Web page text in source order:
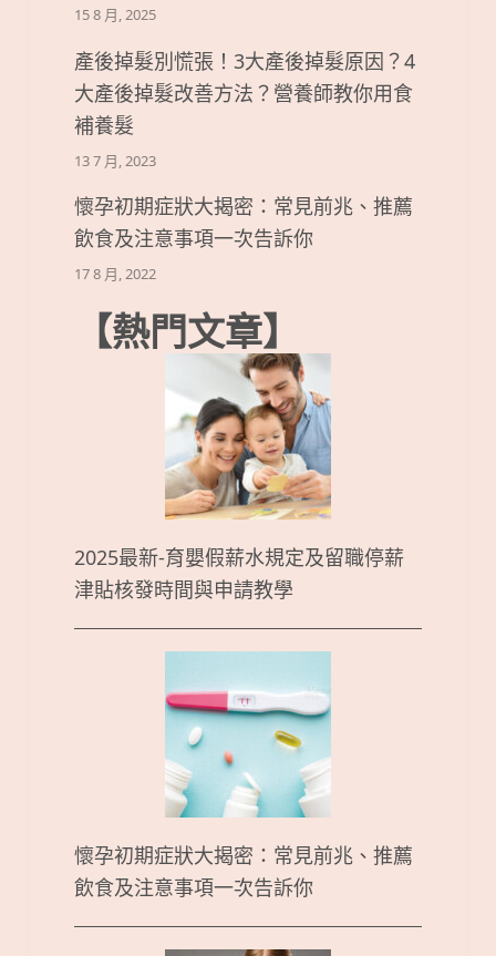
15 8 月, 2025
產後掉髮別慌張！3大產後掉髮原因？4
大產後掉髮改善方法？營養師教你用食
補養髮
13 7 月, 2023
懷孕初期症狀大揭密：常見前兆、推薦
飲食及注意事項一次告訴你
17 8 月, 2022
【熱門文章】
2025最新-育嬰假薪水規定及留職停薪
津貼核發時間與申請教學
懷孕初期症狀大揭密：常見前兆、推薦
飲食及注意事項一次告訴你